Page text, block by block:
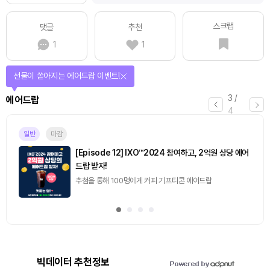
댓글
1
추천
1
스크랩
4 /
4
퀴즈
퀴즈풀고 선물 받자!
마감
[토큰포스트] 기사 퀴즈 658회차
2026.08.07 (금) ~ 2026.08.08 (토)
빅데이터 추천정보